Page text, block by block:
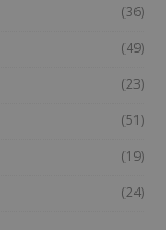
(36)
(49)
(23)
(51)
(19)
(24)